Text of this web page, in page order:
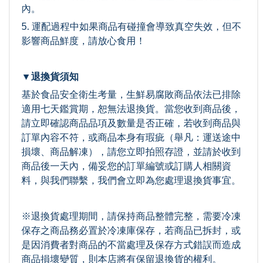
內。
5. 運配過程中如果商品有碰撞會導致真空失效，但不
影響商品鮮度，請放心食用！
▼退換貨須知
基於食品安全衛生考量，生鮮易腐敗商品依法已排除
適用七天鑑賞期，恕無法退換貨。當您收到商品後，
請立即確認商品品項及數量是否正確，若收到商品與
訂單內容不符，或商品本身有瑕疵（舉凡：運送途中
損壞、商品解凍），請您立即拍照存證，並請於收到
商品後一天內，備妥您的訂單編號或訂購人相關資
料，與我們聯繫，我們會立即為您處理退換貨事宜。
※退換貨處理期間，請保持商品整體完整，需要冷凍
保存之商品務必置於冷凍庫保存，若商品已拆封，或
是因消費者對商品的不當處理及保存方式錯誤而造成
商品損壞變質，則本店將有保留退換貨的權利。